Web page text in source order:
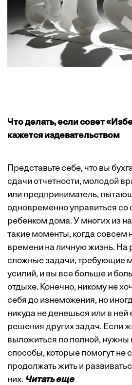
Что делать, если совет
кажется издевательством
Представьте себе, что вы
сдачи отчетности, молодой
или предприниматель,
одновременно управиться со
ребенком дома. У многих из
такие моменты, когда совсем
времени на личную жизнь. На
сложные задачи, требующие
усилий, и вы все больше и
отдыхе. Конечно, никому не
себя до изнеможения, но
никуда не денешься или в ней
решения других задач. Если
выложиться по полной, нужны
способы, которые помогут не
продолжать жить и
них. Читать еще